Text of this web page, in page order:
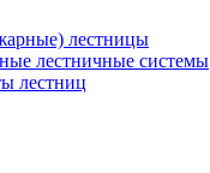
лестницы
лестничные системы
лестниц